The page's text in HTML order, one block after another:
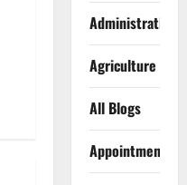
Administration
Agriculture
All Blogs
Appointments